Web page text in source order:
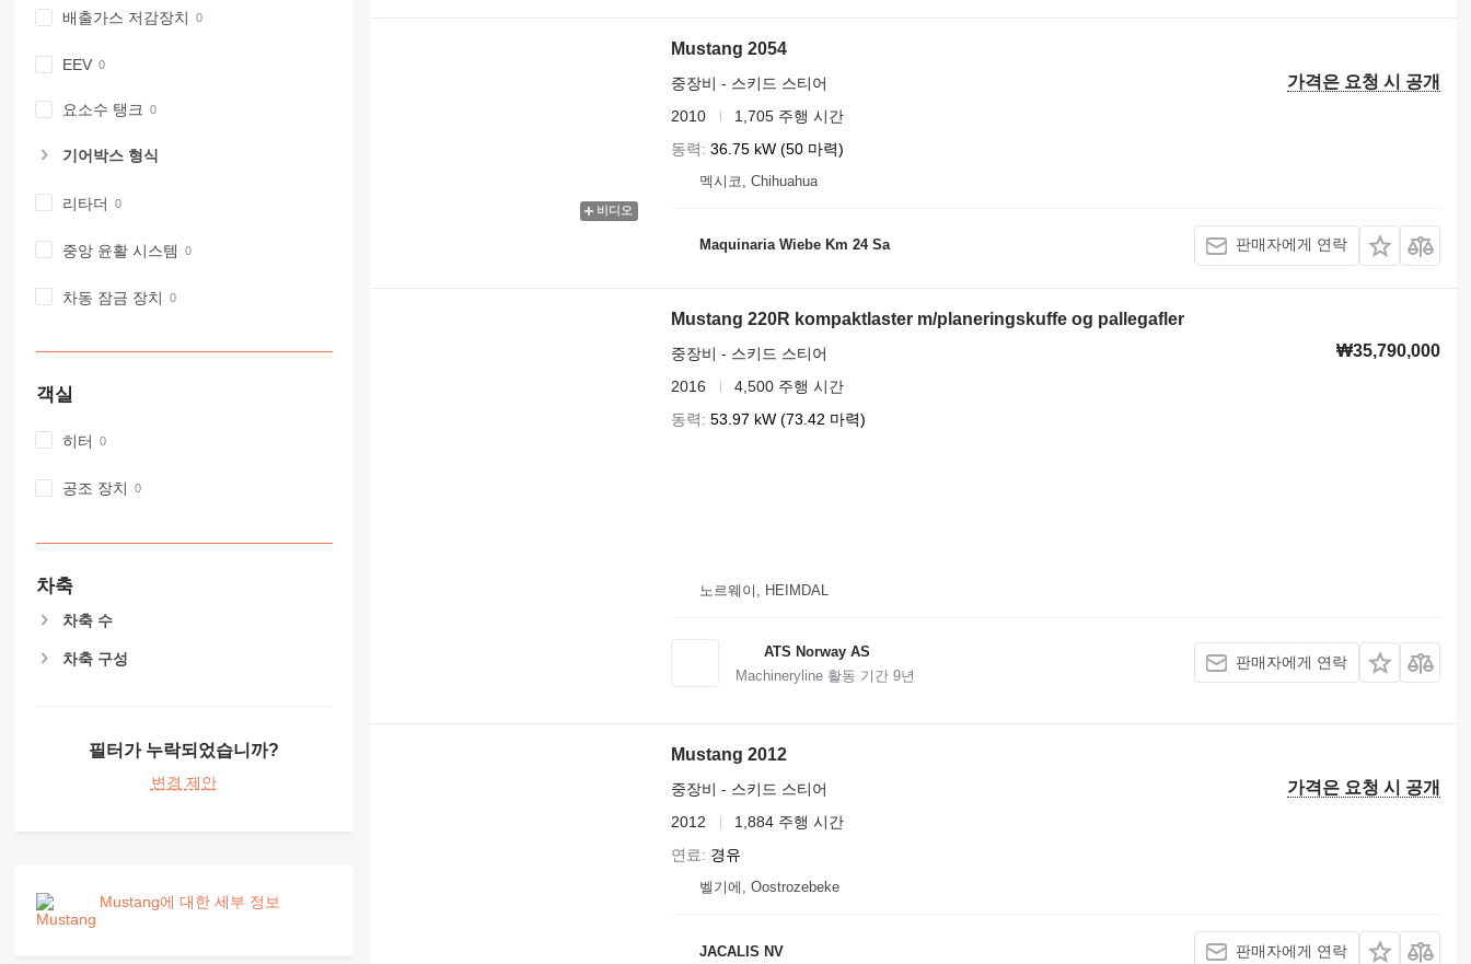
966
980
988
992
C-series
CB
IT
MH
배출가스 저감장치
EEV
요소수 탱크
기어박스 형식
리타더
중앙 윤활 시스템
차동 잠금 장치
객실
히터
공조 장치
차축
차축 수
차축 구성
필터가 누락되었습니까?
변경 제안
Mustang에 대한 세부 정보
비디오
Mustang 2054
가격은 요청 시 공개
중장비 - 스키드 스티어
2010
1,705 주행 시간
동력
36.75 kW (50 마력)
멕시코, Chihuahua
Maquinaria Wiebe Km 24 Sa 판매자에게 연락
Mustang 220R kompaktlaster m/planeringskuffe og pallegafler
₩35,790,000
중장비 - 스키드 스티어
2016
4,500 주행 시간
동력
53.97 kW (73.42 마력)
노르웨이, HEIMDAL
ATS Norway AS
Machineryline 활동 기간 9년
판매자에게 연락
Mustang 2012
가격은 요청 시 공개
중장비 - 스키드 스티어
2012
1,884 주행 시간
연료
경유
벨기에, Oostrozebeke
JACALIS NV 판매자에게 연락